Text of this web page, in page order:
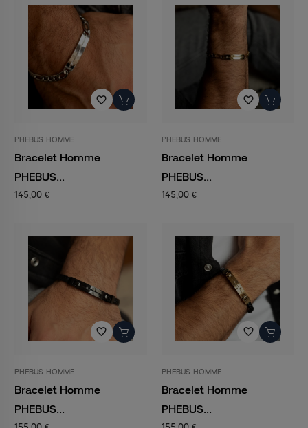
favorite_border
PHEBUS HOMME
Bracelet Homme
PHEBUS...
145,00 €
favorite_border
PHEBUS HOMME
Bracelet Homme
PHEBUS...
145,00 €
favorite_border
PHEBUS HOMME
Bracelet Homme
PHEBUS...
favorite_border
PHEBUS HOMME
Bracelet Homme
PHEBUS...